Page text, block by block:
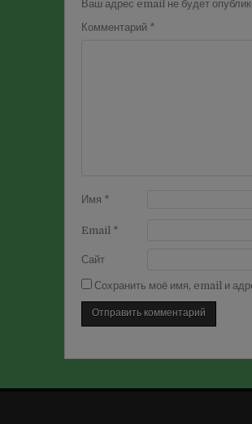
Ваш адрес email не будет
Комментарий *
Имя *
Email *
Сайт
Сохранить моё имя, email и